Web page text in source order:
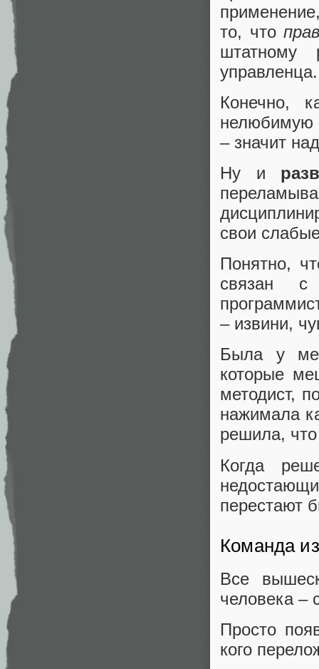
то, что
штатному
управленца.
Конечно,
нелюбимую
– значит
Ну и
свои
Понятно,
связан с
– извини,
Была у
которые
методист,
нажимала
решила,
Когда
перестают
Команда
Все
человека –
Просто
кого